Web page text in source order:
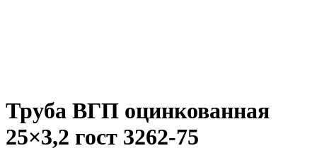
Труба ВГП оцинкованная
25×3,2 гост 3262-75